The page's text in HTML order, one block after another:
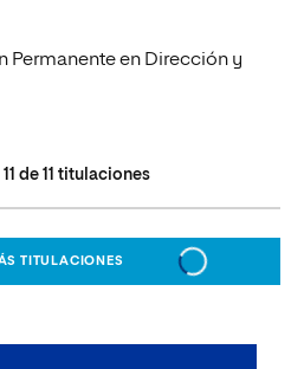
Permanente en Dirección y
11 de 11 titulaciones
TITULACIONES